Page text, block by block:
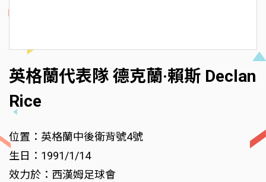
英格蘭代表隊 德克蘭·賴斯 Declan
Rice
位置：英格蘭中後衛背號4號
生日：1991/1/14
效力於：西漢姆足球會